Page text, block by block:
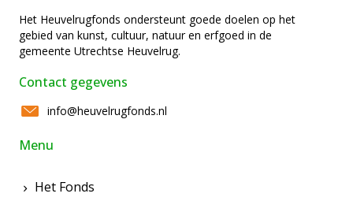
Het Heuvelrugfonds ondersteunt goede doelen op het
gebied van kunst, cultuur, natuur en erfgoed in de
gemeente Utrechtse Heuvelrug.
Contact gegevens
info@heuvelrugfonds.nl
Menu
Het Fonds